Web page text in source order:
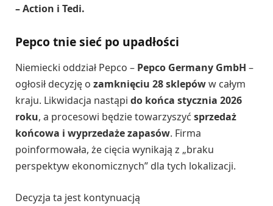
– Action i Tedi.
Pepco tnie sieć po upadłości
Niemiecki oddział Pepco – Pepco Germany GmbH –
ogłosił decyzję o zamknięciu 28 sklepóww całym
kraju. Likwidacja nastąpi do końca stycznia 2026
roku, a procesowi będzie towarzyszyć sprzedaż
końcowa i wyprzedaże zapasów. Firma
poinformowała, że cięcia wynikają z „braku
perspektyw ekonomicznych” dla tych lokalizacji.
Decyzja ta jest kontynuacją